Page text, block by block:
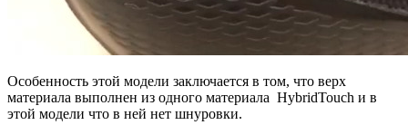
Особенность этой модели заключается в том, что верх
материала выполнен из одного материала HybridTouch и в
этой модели что в ней нет шнуровки.